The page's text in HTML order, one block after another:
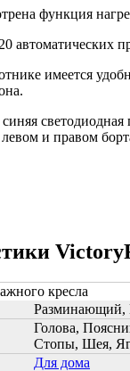
функция
автоматических
имеется
светодиодная
и правом
кресла
Голова,
Стопы, Шея,
Для дома